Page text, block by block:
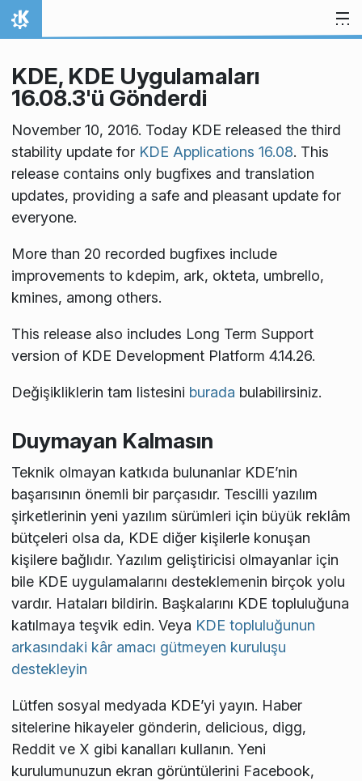
İçeriğe atla
Ana Sayfa
KDE, KDE Uygulamaları
16.08.3'ü Gönderdi
November 10, 2016. Today KDE released the third
stability update for KDE Applications 16.08. This
release contains only bugfixes and translation
updates, providing a safe and pleasant update for
everyone.
More than 20 recorded bugfixes include
improvements to kdepim, ark, okteta, umbrello,
kmines, among others.
This release also includes Long Term Support
version of KDE Development Platform 4.14.26.
Değişikliklerin tam listesini burada bulabilirsiniz.
Duymayan Kalmasın
Teknik olmayan katkıda bulunanlar KDE’nin
başarısının önemli bir parçasıdır. Tescilli yazılım
şirketlerinin yeni yazılım sürümleri için büyük reklâm
bütçeleri olsa da, KDE diğer kişilerle konuşan
kişilere bağlıdır. Yazılım geliştiricisi olmayanlar için
bile KDE uygulamalarını desteklemenin birçok yolu
vardır. Hataları bildirin. Başkalarını KDE topluluğuna
katılmaya teşvik edin. Veya KDE topluluğunun
arkasındaki kâr amacı gütmeyen kuruluşu
destekleyin
Lütfen sosyal medyada KDE’yi yayın. Haber
sitelerine hikayeler gönderin, delicious, digg,
Reddit ve X gibi kanalları kullanın. Yeni
kurulumunuzun ekran görüntülerini Facebook,